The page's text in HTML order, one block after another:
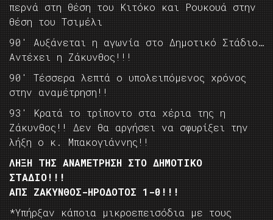
περνά στη θέση του Κιτόκο και Ρουκουά στην
θέση του Τσιμέλι
90′ Αυξάνεται η αγωνία στο Δημοτικό Στάδιο…
Αντέχει η Ζάκυνθος!!!
90′ Τέσσερα λεπτά ο υπολειπόμενος χρόνος
στην αναμέτρηση!!
93′ Κρατά το τρίποντο στα χέρια της η
Ζάκυνθος!! Δεν θα αργήσει να σφυρίξει την
λήξη ο κ. Μπακογιάννης!!
ΛΗΞΗ ΤΗΣ ΑΝΑΜΕΤΡΗΣΗ ΣΤΟ ΔΗΜΟΤΙΚΟ
ΣΤΑΔΙΟ!!!
ΑΠΣ ΖΑΚΥΝΘΟΣ-ΗΡΟΔΟΤΟΣ 1-0!!!
*Υπήρξαν κάποια μικροεπεισόδια με τους